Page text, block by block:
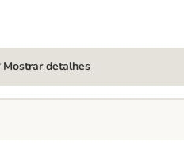
Mostrar detalhes